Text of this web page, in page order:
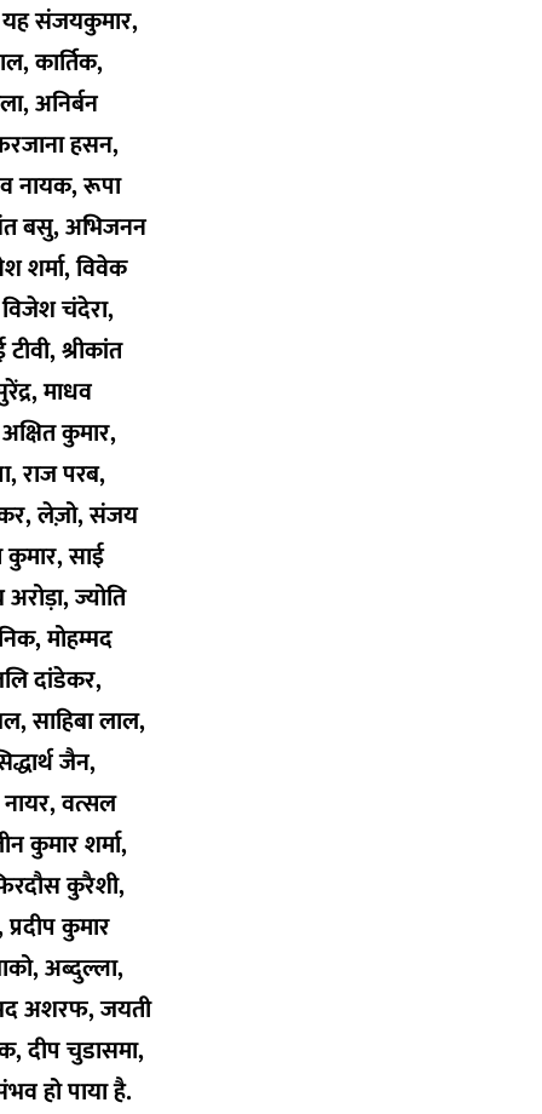
यह संजयकुमार,
कार्तिक,
अनिर्बन
हसन,
नायक, रूपा
बसु, अभिजनन
शर्मा, विवेक
चंदेरा,
श्रीकांत
माधव
कुमार,
राज परब,
लेज़ो, संजय
कुमार, साई
ज्योति
मोहम्मद
दांडेकर,
साहिबा लाल,
जैन,
वत्सल
कुमार शर्मा,
कुरैशी,
कुमार
अब्दुल्ला,
अशरफ, जयती
दीप चुडासमा,
हो पाया है.